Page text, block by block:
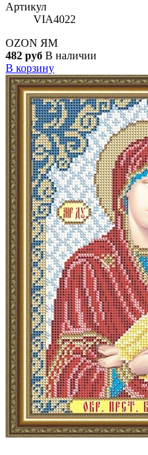
Артикул
VIA4022
OZON ЯМ
482 руб В наличии
В корзину